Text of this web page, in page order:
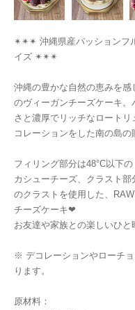
✴︎✴︎✴︎ 沖縄県産パッションフ
イズ ✴︎✴︎✴︎
沖縄の豊かな自然の恵みを
のヴィーガンチーズケーキ
さと濃厚でリッチなロート
コレーションをした南の島の
フィリング部分は48°C以下
カシューチーズ、クラスト
のクラストを使用した、
チーズケーキ❤︎
お友達や家族との楽しいひと
※ デコレーションやローチ
ります。
原材料：